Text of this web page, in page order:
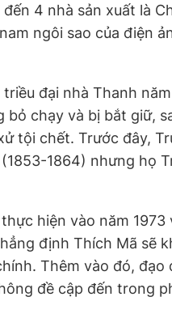
4 nhà sản xuất là
ngôi sao của điện
đại nhà Thanh
chạy và bị bắt giữ,
tội chết. Trước đây,
1864) nhưng họ
hiện vào năm
định Thích Mã sẽ
Thêm vào đó,
đề cập đến trong